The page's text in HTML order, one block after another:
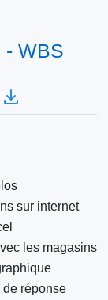
- WBS
sur internet
les magasins
réponse